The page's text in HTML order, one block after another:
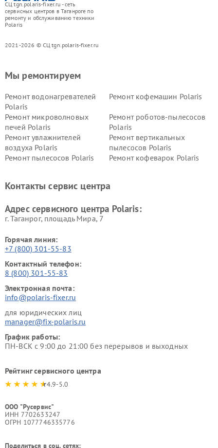
СЦ tgn.polaris-fixer.ru - сеть
сервисных центров в Таганроге по
ремонту и обслуживанию техники
Polaris
2021-2026 © СЦ tgn.polaris-fixer.ru
Мы ремонтируем
Ремонт водонагревателей
Polaris
Ремонт кофемашин Polaris
Ремонт микроволновых
печей Polaris
Ремонт роботов-пылесосов
Polaris
Ремонт увлажнителей
воздуха Polaris
Ремонт вертикальных
пылесосов Polaris
Ремонт пылесосов Polaris
Ремонт кофеварок Polaris
Контакты сервис центра
Адрес сервисного центра Polaris:
г. Таганрог, площадь Мира, 7
Горячая линия:
+7 (800) 301-55-83
Контактный телефон:
8 (800) 301-55-83
Электронная почта:
info@polaris-fixer.ru
для юридических лиц
manager@fix-polaris.ru
График работы:
ПН-ВСК с 9:00 до 21:00 без перерывов и выходных
Рейтинг сервисного центра
4.9-5.0
ООО "Русервис"
ИНН 7702633247
ОГРН 1077746335776
Поделиться в соц. сетях: